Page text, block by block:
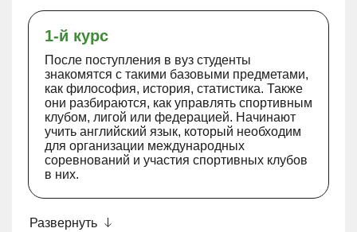
1-й курс
После поступления в вуз студенты
знакомятся с такими базовыми предметами,
как философия, история, статистика. Также
они разбираются, как управлять спортивным
клубом, лигой или федерацией. Начинают
учить английский язык, который необходим
для организации международных
соревнований и участия спортивных клубов
в них.
Развернуть